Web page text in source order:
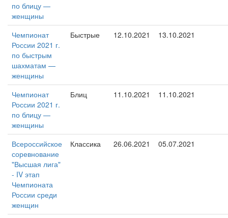
по блицу —
женщины
Чемпионат
России 2021 г.
по быстрым
шахматам —
женщины
Быстрые 12.10.2021 13.10.2021
Чемпионат
России 2021 г.
по блицу —
женщины
Блиц 11.10.2021 11.10.2021
Всероссийское
соревнование
"Высшая лига"
- IV этап
Чемпионата
России среди
женщин
Классика 26.06.2021 05.07.2021